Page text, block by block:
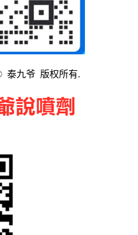
泰九爷 版权所有.